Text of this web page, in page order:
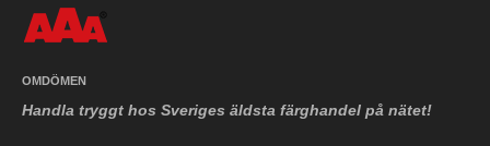
OMDÖMEN
Handla tryggt hos Sveriges äldsta färghandel på nätet!